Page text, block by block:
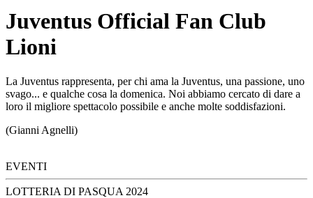
Juventus Official Fan Club
Lioni
La Juventus rappresenta, per chi ama la Juventus, una passione, uno
svago... e qualche cosa la domenica. Noi abbiamo cercato di dare a
loro il migliore spettacolo possibile e anche molte soddisfazioni.
(Gianni Agnelli)
EVENTI
LOTTERIA DI PASQUA 2024